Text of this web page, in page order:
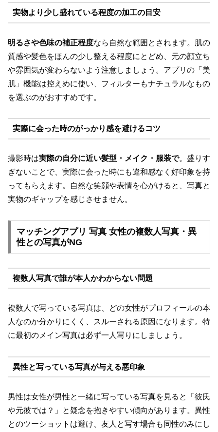
実物より少し盛れている程度の加工の目安
明るさや色味の補正程度なら自然な範囲とされます。肌の
質感や髪色をほんの少し整える程度にとどめ、元の顔立ち
や雰囲気が変わらないよう注意しましょう。アプリの「美
肌」機能は控えめに使い、フィルターもナチュラルなもの
を選ぶのがおすすめです。
実際に会った時のがっかり感を避けるコツ
撮影時は実際の自分に近い髪型・メイク・服装で。盛りす
ぎないことで、実際に会った時にも違和感なく好印象を持
ってもらえます。自然な笑顔や表情を心がけると、写真と
実物のギャップを感じさせません。
マッチングアプリ 写真 女性の複数人写真・異
性との写真がNG
複数人写真で誰が本人かわからない問題
複数人で写っている写真は、どの女性がプロフィールの本
人なのか分かりにくく、スルーされる原因になります。特
に最初のメイン写真は必ず一人写りにしましょう。
異性と写っている写真が与える悪印象
男性は女性が男性と一緒に写っている写真を見ると「彼氏
や元彼では？」と疑念を抱きやすい傾向があります。異性
とのツーショットは避け、友人と写す場合も同性のみにし